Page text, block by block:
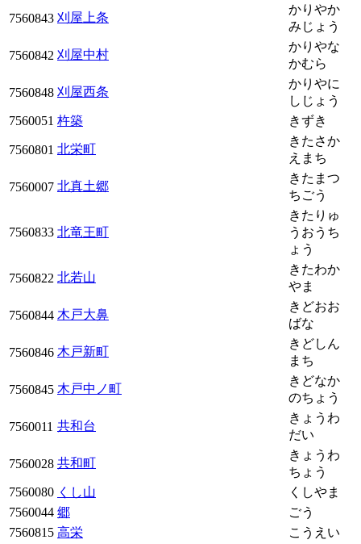
7560843 刈屋上条
かりやか
みじょう
7560842 刈屋中村
かりやな
かむら
7560848 刈屋西条
かりやに
しじょう
7560051 杵築 きずき
7560801 北栄町
きたさか
えまち
7560007 北真土郷
きたまつ
ちごう
7560833 北竜王町
きたりゅ
うおうち
ょう
7560822 北若山
きたわか
やま
7560844 木戸大鼻
きどおお
ばな
7560846 木戸新町
きどしん
まち
7560845 木戸中ノ町
きどなか
のちょう
7560011 共和台
きょうわ
だい
7560028 共和町
きょうわ
ちょう
7560080 くし山
くしやま
7560044 郷
ごう
7560815 高栄 こうえい